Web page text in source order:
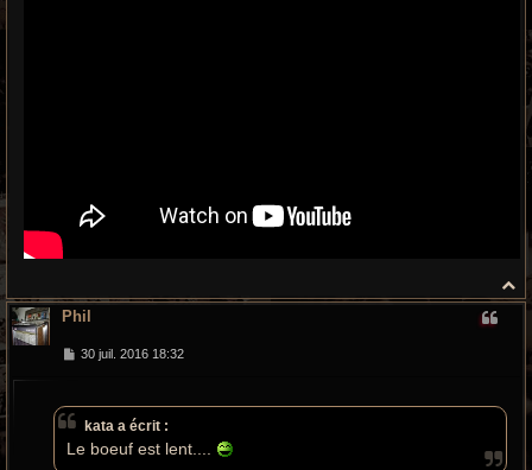
a
Phil
M
g
e
30 juil. 2016 18:32
kata a écrit :
Le boeuf est lent....